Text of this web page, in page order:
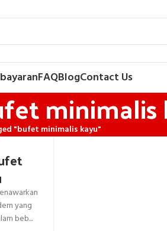
FAQBlogContact Us
minimalis
"bufet minimalis kayu"
yang
beb...